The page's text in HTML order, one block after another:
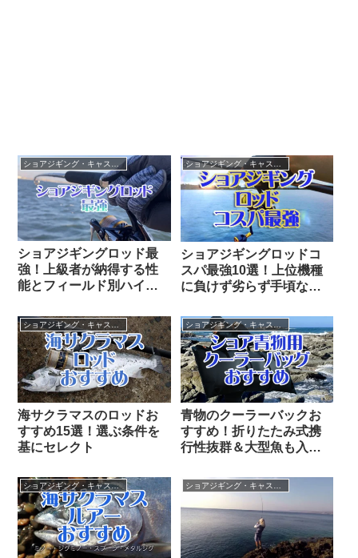
ショアジギングロッド最
強！上級者が納得する性
能とフィールド別ハイエ
ショアジギングロッドコ
スパ最強10選！上位機種
に負けず劣らず手頃な価
海サクラマスのロッドお
すすめ15選！選ぶ条件を
基にセレクト
ショアジギング・キャスティング
青物のクーラーバックお
すすめ！折りたたみ式携
行性抜群＆大型魚も入る
ショアジギング・キャスティング ショアジギング・キャスティング